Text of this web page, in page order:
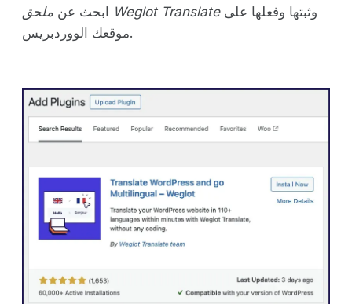
ابحث عن ملحق Weglot Translateوثبتها وفعلها على
موقعك الووردبريس.